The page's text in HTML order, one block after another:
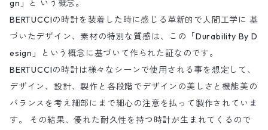
gn」と いう概念。
BERTUCCIの時計を装着した時に感じる革新的で人間工学に 基
づいたデザイン、素材の特別な質感は、この「Durability By D
esign」という概念に基づいて作られた証なのです。
BERTUCCIの時計は様々なシーンで使用される事を想定して、
デザイン、設計、製作と各段階でデザインの美しさと機能美の
バランスを考え細部にまで細心の注意を払って製作されていま
す。 その結果、優れた耐久性を持つ時計が生まれてくるので